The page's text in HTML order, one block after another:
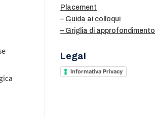
Placement
– Guida ai colloqui
– Griglia di approfondimento
Legal
Informativa Privacy